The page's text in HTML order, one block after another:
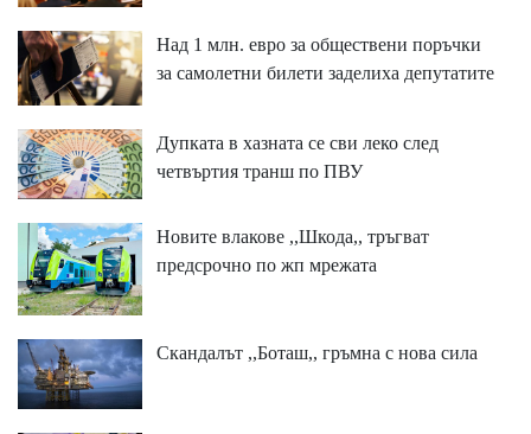
Над 1 млн. евро за обществени поръчки
за самолетни билети заделиха депутатите
Дупката в хазната се сви леко след
четвъртия транш по ПВУ
Новите влакове ,,Шкода,, тръгват
предсрочно по жп мрежата
Скандалът ,,Боташ,, гръмна с нова сила